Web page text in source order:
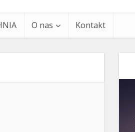
O nas Kontakt